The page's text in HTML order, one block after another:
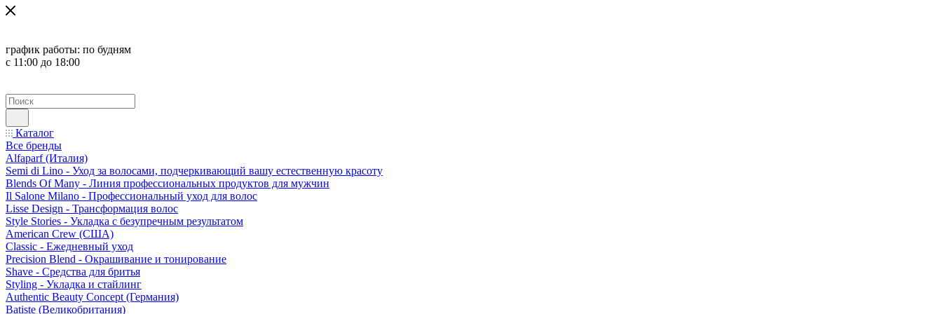
график работы: по будням
с 11:00 до 18:00
Каталог
Все бренды
Alfaparf (Италия)
Semi di Lino - Уход за волосами, подчеркивающий вашу естественную красоту
Blends Of Many - Линия профессиональных продуктов для мужчин
Il Salone Milano - Профессиональный уход для волос
Lisse Design - Трансформация волос
Style Stories - Укладка с безупречным результатом
American Crew (США)
Classic - Ежедневный уход
Precision Blend - Окрашивание и тонирование
Shave - Средства для бритья
Styling - Укладка и стайлинг
Authentic Beauty Concept (Германия)
Batiste (Великобритания)